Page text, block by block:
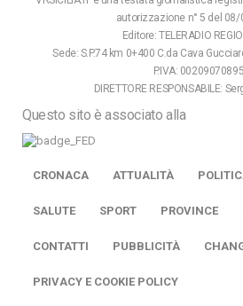
autorizzazione n° 5 del 08/
Editore: TELERADIO
Sede: S.P.74 km 0+400 C.da Cava
P.IVA: 00209070895
DIRETTORE RESPONSABILE:
Questo sito è associato alla
CRONACA ATTUALITÀ
SALUTE SPORT PROVINCE
CONTATTI PUBBLICITÀ
PRIVACY E COOKIE POLICY